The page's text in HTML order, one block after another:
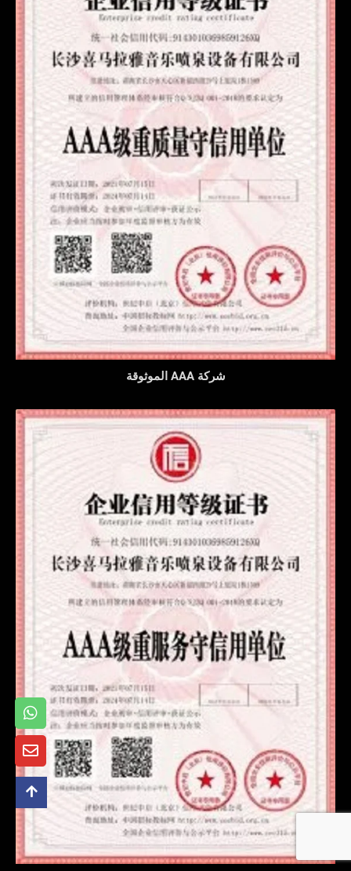
شركة AAA الموثوقة